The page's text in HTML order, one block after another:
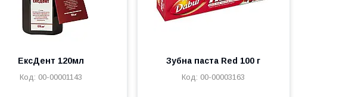
ЕксДент 120мл
00-00001143
Зубна паста Red 100 г
00-00003163